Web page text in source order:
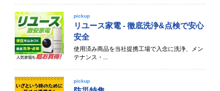
pickup
リユース家電 - 徹底洗浄&点検で安心
安全
使用済み商品を当社提携工場で入念に洗浄、メン
テナンス・...
pickup